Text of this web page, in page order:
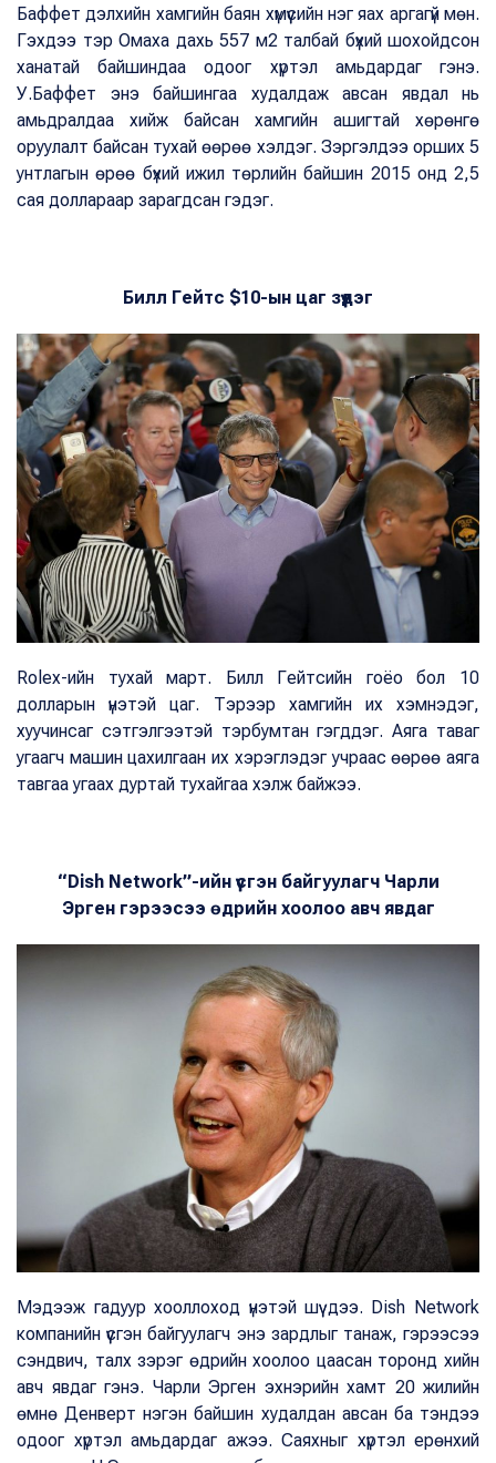
Баффет дэлхийн хамгийн баян хүмүүсийн нэг яах аргагүй мөн.
Гэхдээ тэр Омаха дахь 557 м2 талбай бүхий шохойдсон
ханатай байшиндаа одоог хүртэл амьдардаг гэнэ.
У.Баффет энэ байшингаа худалдаж авсан явдал нь
амьдралдаа хийж байсан хамгийн ашигтай хөрөнгө
оруулалт байсан тухай өөрөө хэлдэг. Зэргэлдээ орших 5
унтлагын өрөө бүхий ижил төрлийн байшин 2015 онд 2,5
сая доллараар зарагдсан гэдэг.
Билл Гейтс $10-ын цаг зүүдэг
Rolex-ийн тухай март. Билл Гейтсийн гоёо бол 10
долларын үнэтэй цаг. Тэрээр хамгийн их хэмнэдэг,
хуучинсаг сэтгэлгээтэй тэрбумтан гэгддэг. Аяга таваг
угаагч машин цахилгаан их хэрэглэдэг учраас өөрөө аяга
тавгаа угаах дуртай тухайгаа хэлж байжээ.
“Dish Network”-ийн үүсгэн байгуулагч Чарли
Эргенгэрээсээ өдрийн хоолоо авч явдаг
Мэдээж гадуур хооллоход үнэтэй шүү дээ. Dish Network
компанийн үүсгэн байгуулагч энэ зардлыг танаж, гэрээсээ
сэндвич, талх зэрэг өдрийн хоолоо цаасан торонд хийн
авч явдаг гэнэ. Чарли Эрген эхнэрийн хамт 20 жилийн
өмнө Денверт нэгэн байшин худалдан авсан ба тэндээ
одоог хүртэл амьдардаг ажээ. Саяхныг хүртэл ерөнхий